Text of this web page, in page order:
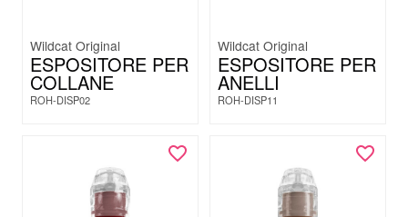
Wildcat Original
ESPOSITORE PER
COLLANE
ROH-DISP02
Wildcat Original
ESPOSITORE PER
ANELLI
ROH-DISP11